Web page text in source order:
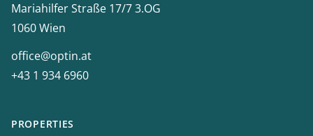
Mariahilfer Straße 17/7 3.OG
1060 Wien
office@optin.at
+43 1 934 6960
PROPERTIES